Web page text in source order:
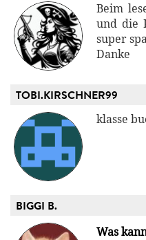
Beim
und die
super
Danke
TOBI.KIRSCHNER99
klasse
BIGGI B.
Was